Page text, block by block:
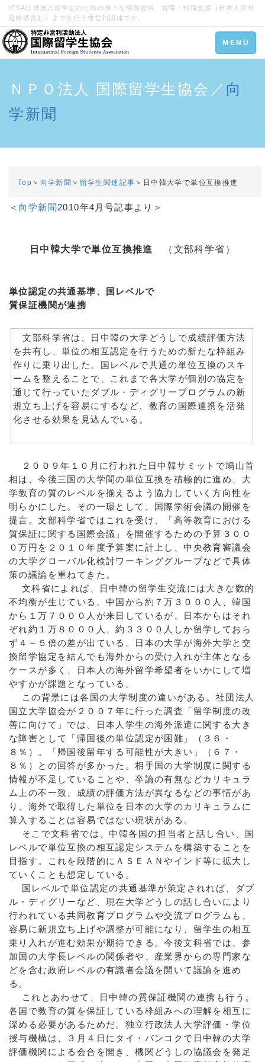
IFSAは外国人留学生のための様々な情報提供、就職・転職支援（日本人海外
経験者含む）までを行う非営利団体です。
Toggle
navigation
MENU
ＮＰＯ法人 国際留学生協会／ 向
学新聞
Top ＞ 向学新聞 ＞ 留学生関連記事 ＞日中韓大学で単位互換推進
＜ 向学新聞2010年4月号記事より＞
日中韓大学で単位互換推進 （文部科学省）
単位認定の共通基準、国レベルで
質保証機関が連携
文部科学省は、日中韓の大学どうしで成績評価方法
を共有し、単位の相互認定を行うための新たな枠組み
作りに乗り出した。国レベルで共通の単位互換のスキ
ームを整えることで、これまで各大学が個別の協定を
通じて行っていたダブル・ディグリープログラムの新
規立ち上げを容易にするなど、教育の国際連携を活発
化させる効果を見込んでいる。
２００９年１０月に行われた日中韓サミットで鳩山首
相は、今後三国の大学間の単位互換を積極的に進め、大
学教育の質のレベルを揃えるよう協力していく方向性を
明らかにした。その一環として、国際学術会議の開催を
提言。文部科学省ではこれを受け、「高等教育における
質保証に関する国際会議」を開催するための予算３００
０万円を２０１０年度予算案に計上し、中央教育審議会
の大学グローバル化検討ワーキンググループなどで具体
策の議論を重ねてきた。
文科省によれば、日中韓の留学生交流には大きな数的
不均衡が生じている。中国から約７万３０００人、韓国
から１万７０００人が来日しているが、日本からはそれ
ぞれ約１万８０００人、約３３００人しか留学しておら
ず４～５倍の差が出ている。日本の大学が海外大学と交
換留学協定を結んでも海外からの受け入れが主体となる
ケースが多く、日本人の海外留学希望者をいかにして増
やすかが課題となっている。
この背景には各国の大学制度の違いがある。社団法人
国立大学協会が２００７年に行った調査「留学制度の改
善に向けて」では、日本人学生の海外派遣に関する大き
な障害として「帰国後の単位認定が困難」（３６・
８％）。「帰国後留年する可能性が大きい」（６７・
８％）との回答が多かった。相手国の大学制度に関する
情報が不足していることや、卒論の有無などカリキュラ
ム上の不一致、成績の評価方法が異なるなどの事情があ
り、海外で取得した単位を日本の大学のカリキュラムに
算入することは容易ではない現状がある。
そこで文科省では、中韓各国の担当者と話し合い、国
レベルで単位互換の相互認定システムを構築することを
目指す。これを段階的にＡＳＥＡＮやインド等に拡大し
ていくことも想定している。
国レベルで単位認定の共通基準が策定されれば、ダブ
ル・ディグリーなど、現在大学どうしの話し合いにより
行われている共同教育プログラムや交流プログラムも、
容易に新規立ち上げや調整が可能になり、留学生の相互
乗り入れが進む効果が期待できる。今後文科省では、参
加国の大学長レベルの関係者や、産業界からの専門家な
どを含む政府レベルの有識者会議を開いて議論を進め
る。
これとあわせて、日中韓の質保証機関の連携も行う。
各国で教育の質を保証している枠組みへの理解を相互に
深める必要があるためだ。独立行政法人大学評価・学位
授与機構は、３月４日にタイ・バンコクで日中韓の大学
評価機関による会合を開き、機関どうしの協議会を発足